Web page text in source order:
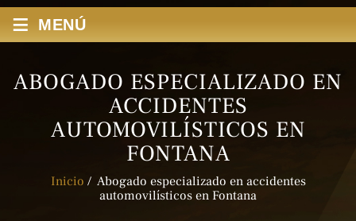
≡ MENÚ
ABOGADO ESPECIALIZADO EN
ACCIDENTES
AUTOMOVILÍSTICOS EN
FONTANA
Inicio / Abogado especializado en accidentes
automovilísticos en Fontana